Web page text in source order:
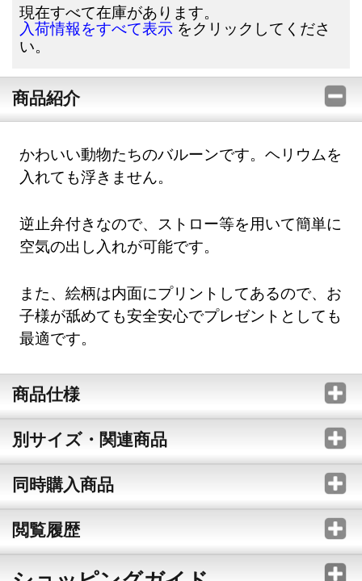
現在すべて在庫があります。
入荷情報をすべて表示 をクリックしてくださ
い。
商品紹介
かわいい動物たちのバルーンです。ヘリウムを
入れても浮きません。
逆止弁付きなので、ストロー等を用いて簡単に
空気の出し入れが可能です。
また、絵柄は内面にプリントしてあるので、お
子様が舐めても安全安心でプレゼントとしても
最適です。
商品仕様
別サイズ・関連商品
同時購入商品
閲覧履歴